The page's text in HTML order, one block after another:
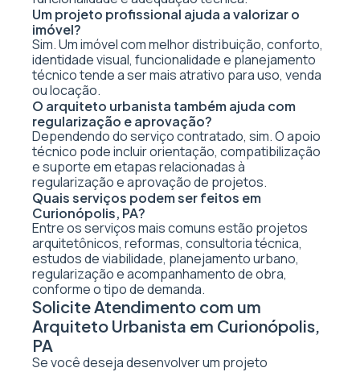
Um projeto profissional ajuda a valorizar o
imóvel?
Sim. Um imóvel com melhor distribuição, conforto,
identidade visual, funcionalidade e planejamento
técnico tende a ser mais atrativo para uso, venda
ou locação.
O arquiteto urbanista também ajuda com
regularização e aprovação?
Dependendo do serviço contratado, sim. O apoio
técnico pode incluir orientação, compatibilização
e suporte em etapas relacionadas à
regularização e aprovação de projetos.
Quais serviços podem ser feitos em
Curionópolis, PA?
Entre os serviços mais comuns estão projetos
arquitetônicos, reformas, consultoria técnica,
estudos de viabilidade, planejamento urbano,
regularização e acompanhamento de obra,
conforme o tipo de demanda.
Solicite Atendimento com um
Arquiteto Urbanista em Curionópolis,
PA
Se você deseja desenvolver um projeto